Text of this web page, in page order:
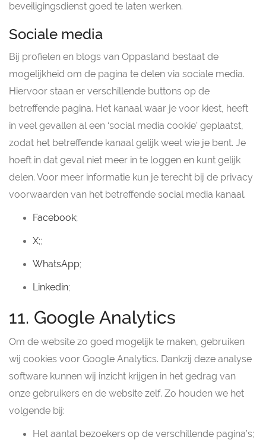
beveiligingsdienst goed te laten werken.
Sociale media
Bij profielen en blogs van Oppasland bestaat de
mogelijkheid om de pagina te delen via sociale media.
Hiervoor staan er verschillende buttons op de
betreffende pagina. Het kanaal waar je voor kiest, heeft
in veel gevallen al een ‘social media cookie’ geplaatst,
zodat het betreffende kanaal gelijk weet wie je bent. Je
hoeft in dat geval niet meer in te loggen en kunt gelijk
delen. Voor meer informatie kun je terecht bij de privacy
voorwaarden van het betreffende social media kanaal.
Facebook;
X;;
WhatsApp;
Linkedin;
11. Google Analytics
Om de website zo goed mogelijk te maken, gebruiken
wij cookies voor Google Analytics. Dankzij deze analyse
software kunnen wij inzicht krijgen in het gedrag van
onze gebruikers en de website zelf. Zo houden we het
volgende bij:
Het aantal bezoekers op de verschillende pagina’s;